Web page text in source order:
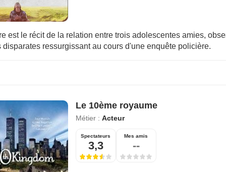
est le récit de la relation entre trois adolescentes amies,
disparates ressurgissant au cours d'une enquête policière.
Le 10ème royaume
Métier : Acteur
Spectateurs
3,3
Mes amis
--